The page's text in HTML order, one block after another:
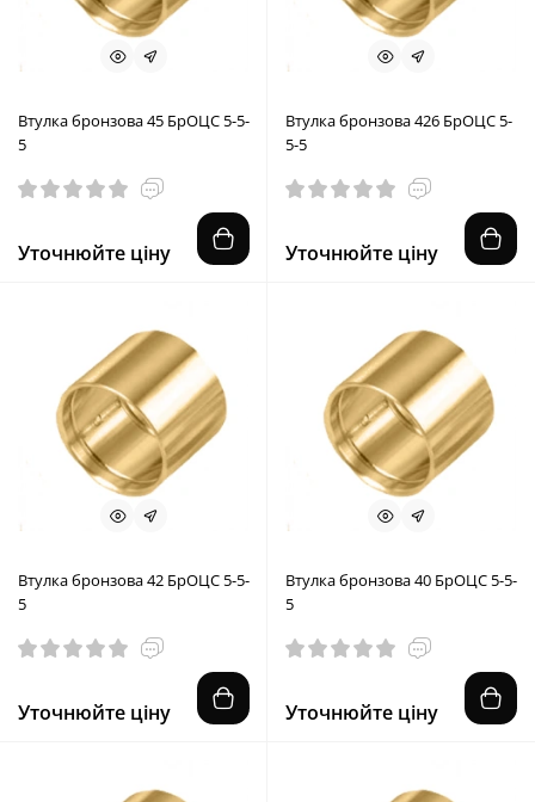
Втулка бронзова 45 БрОЦС 5-5-
5
Уточнюйте ціну
Втулка бронзова 426 БрОЦС 5-
5-5
Уточнюйте ціну
Втулка бронзова 42 БрОЦС 5-5-
5
Уточнюйте ціну
Втулка бронзова 40 БрОЦС 5-5-
5
Уточнюйте ціну